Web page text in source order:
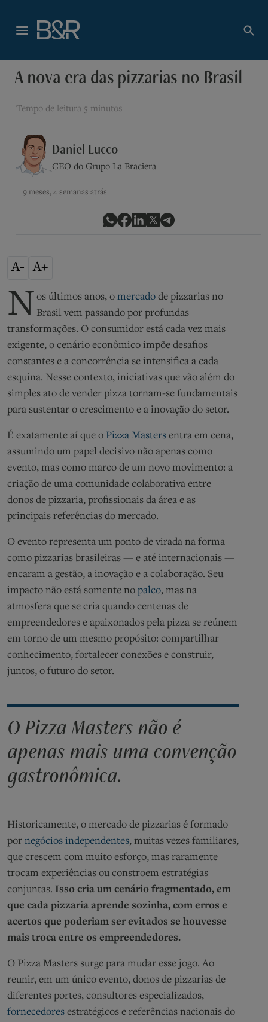
A nova era das pizzarias no Brasil
Tempo de leitura 5 minutos
Daniel Lucco
CEO do Grupo La Braciera
9 meses, 4 semanas atrás
A- A+
N os últimos anos, o mercado de pizzarias no
Brasil vem passando por profundas
transformações. O consumidor está cada vez mais
exigente, o cenário econômico impõe desafios
constantes e a concorrência se intensifica a cada
esquina. Nesse contexto, iniciativas que vão além do
simples ato de vender pizza tornam-se fundamentais
para sustentar o crescimento e a inovação do setor.
É exatamente aí que o Pizza Masters entra em cena,
assumindo um papel decisivo não apenas como
evento, mas como marco de um novo movimento: a
criação de uma comunidade colaborativa entre
donos de pizzaria, profissionais da área e as
principais referências do mercado.
O evento representa um ponto de virada na forma
como pizzarias brasileiras — e até internacionais —
encaram a gestão, a inovação e a colaboração. Seu
impacto não está somente no palco, mas na
atmosfera que se cria quando centenas de
empreendedores e apaixonados pela pizza se reúnem
em torno de um mesmo propósito: compartilhar
conhecimento, fortalecer conexões e construir,
juntos, o futuro do setor.
O Pizza Masters não é
apenas mais uma convenção
gastronômica.
Historicamente, o mercado de pizzarias é formado
por negócios independentes, muitas vezes familiares,
que crescem com muito esforço, mas raramente
trocam experiências ou constroem estratégias
conjuntas. Isso cria um cenário fragmentado, em
que cada pizzaria aprende sozinha, com erros e
acertos que poderiam ser evitados se houvesse
mais troca entre os empreendedores.
O Pizza Masters surge para mudar esse jogo. Ao
reunir, em um único evento, donos de pizzarias de
diferentes portes, consultores especializados,
fornecedores estratégicos e referências nacionais do